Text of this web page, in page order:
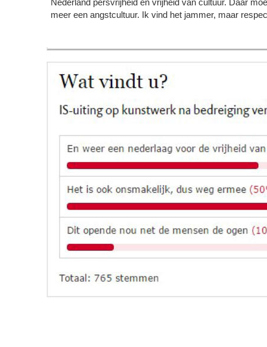
Nederland persvrijheid en vrijheid van cultuur. Daar
meer een angstcultuur. Ik vind het jammer, maar